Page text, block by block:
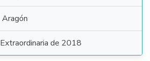
Aragón
Extraordinaria de 2018